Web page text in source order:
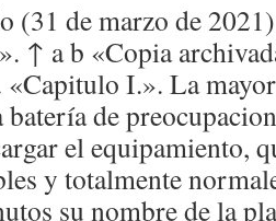
(31 de marzo de
↑ a b «Copia
I.». La
de
el equipamiento,
y totalmente
su nombre de la